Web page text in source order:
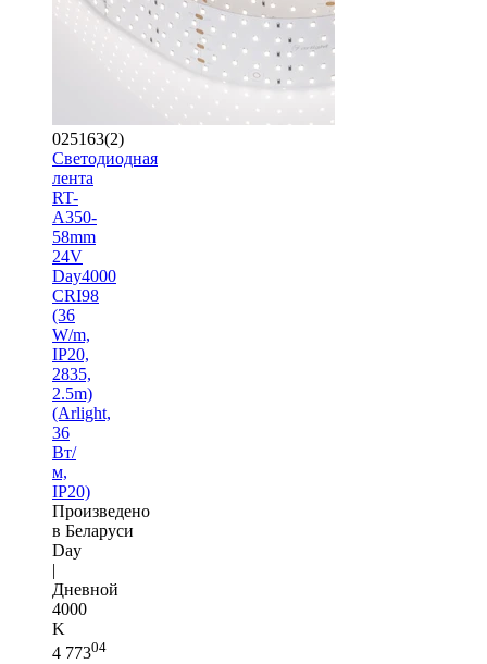
025163(2)
Светодиодная
лента
RT-
A350-
58mm
24V
Day4000
CRI98
(36
W/m,
IP20,
2835,
2.5m)
(Arlight,
36
Вт/
м,
IP20)
Произведено
в Беларуси
Day
|
Дневной
4000
K
4 77304